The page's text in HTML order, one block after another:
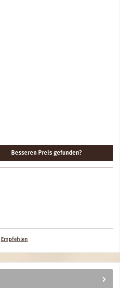
Besseren Preis gefunden?
Empfehlen